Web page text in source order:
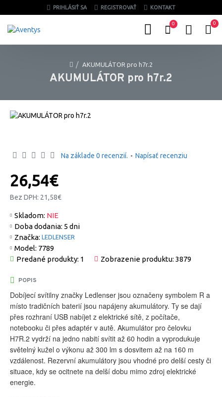
PRIHLÁSIŤ SA REGISTROVAŤ KONTAKT
0 0
AKUMULÁTOR pro h7r.2
AKUMULÁTOR pro h7r.2
Skladom: NIE
Doba dodania: 5 dni
Značka: LEDLENSER
Model: 7789
Predané produkty: 1
Zobrazenie produktu: 3879
Na základe 0 recenzií. - Napísať recenziu
26,54€
Bez DPH: 21,58€
POPIS
Dobíjecí svítilny značky Ledlenser jsou označeny symbolem R a
místo tradičních baterií jsou napájeny akumulátory. Ty se dají
přes rozhraní USB nabíjet z elektrické sítě, z počítače,
notebooku či přes adaptér v autě. Akumulátor pro čelovku
H7R.2 vydrží na jedno nabití svítit až 60 hodin a vyprodukuje
světelný kužel o výkonu až 300 lm s dosvitem až na 160 m
vzdálenost. Rezervní akumulátory jsou vhodné pro delší cesty či
situace, kdy se ocitnete na delší dobu mimo zdroj elektrické
energie.